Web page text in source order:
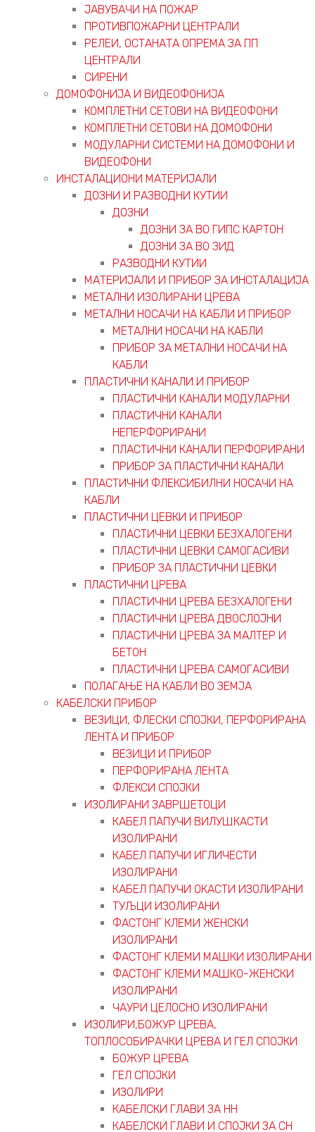
ЈАВУВАЧИ НА ПОЖАР
ПРОТИВПОЖАРНИ ЦЕНТРАЛИ
РЕЛЕИ, ОСТАНАТА ОПРЕМА ЗА ПП
ЦЕНТРАЛИ
СИРЕНИ
ДОМОФОНИЈА И ВИДЕОФОНИЈА
КОМПЛЕТНИ СЕТОВИ НА ВИДЕОФОНИ
КОМПЛЕТНИ СЕТОВИ НА ДОМОФОНИ
МОДУЛАРНИ СИСТЕМИ НА ДОМОФОНИ И
ВИДЕОФОНИ
ИНСТАЛАЦИОНИ МАТЕРИЈАЛИ
ДОЗНИ И РАЗВОДНИ КУТИИ
ДОЗНИ
ДОЗНИ ЗА ВО ГИПС КАРТОН
ДОЗНИ ЗА ВО ЗИД
РАЗВОДНИ КУТИИ
МАТЕРИЈАЛИ И ПРИБОР ЗА ИНСТАЛАЦИЈА
МЕТАЛНИ ИЗОЛИРАНИ ЦРЕВА
МЕТАЛНИ НОСАЧИ НА КАБЛИ И ПРИБОР
МЕТАЛНИ НОСАЧИ НА КАБЛИ
ПРИБОР ЗА МЕТАЛНИ НОСАЧИ НА
КАБЛИ
ПЛАСТИЧНИ КАНАЛИ И ПРИБОР
ПЛАСТИЧНИ КАНАЛИ МОДУЛАРНИ
ПЛАСТИЧНИ КАНАЛИ
НЕПЕРФОРИРАНИ
ПЛАСТИЧНИ КАНАЛИ ПЕРФОРИРАНИ
ПРИБОР ЗА ПЛАСТИЧНИ КАНАЛИ
ПЛАСТИЧНИ ФЛЕКСИБИЛНИ НОСАЧИ НА
КАБЛИ
ПЛАСТИЧНИ ЦЕВКИ И ПРИБОР
ПЛАСТИЧНИ ЦЕВКИ БЕЗХАЛОГЕНИ
ПЛАСТИЧНИ ЦЕВКИ САМОГАСИВИ
ПРИБОР ЗА ПЛАСТИЧНИ ЦЕВКИ
ПЛАСТИЧНИ ЦРЕВА
ПЛАСТИЧНИ ЦРЕВА БЕЗХАЛОГЕНИ
ПЛАСТИЧНИ ЦРЕВА ДВОСЛОЈНИ
ПЛАСТИЧНИ ЦРЕВА ЗА МАЛТЕР И
БЕТОН
ПЛАСТИЧНИ ЦРЕВА САМОГАСИВИ
ПОЛАГАЊЕ НА КАБЛИ ВО ЗЕМЈА
КАБЕЛСКИ ПРИБОР
ВЕЗИЦИ, ФЛЕСКИ СПОЈКИ, ПЕРФОРИРАНА
ЛЕНТА И ПРИБОР
ВЕЗИЦИ И ПРИБОР
ПЕРФОРИРАНА ЛЕНТА
ФЛЕКСИ СПОЈКИ
ИЗОЛИРАНИ ЗАВРШЕТОЦИ
КАБЕЛ ПАПУЧИ ВИЛУШКАСТИ
ИЗОЛИРАНИ
КАБЕЛ ПАПУЧИ ИГЛИЧЕСТИ
ИЗОЛИРАНИ
КАБЕЛ ПАПУЧИ ОКАСТИ ИЗОЛИРАНИ
ТУЉЦИ ИЗОЛИРАНИ
ФАСТОНГ КЛЕМИ ЖЕНСКИ
ИЗОЛИРАНИ
ФАСТОНГ КЛЕМИ МАШКИ ИЗОЛИРАНИ
ФАСТОНГ КЛЕМИ МАШКO-ЖЕНСКИ
ИЗОЛИРАНИ
ЧАУРИ ЦЕЛОСНО ИЗОЛИРАНИ
ИЗОЛИРИ,БОЖУР ЦРЕВА,
ТОПЛОСОБИРАЧКИ ЦРЕВА И ГЕЛ СПОЈКИ
БОЖУР ЦРЕВА
ГЕЛ СПОЈКИ
ИЗОЛИРИ
КАБЕЛСКИ ГЛАВИ ЗА НН
КАБЕЛСКИ ГЛАВИ И СПОЈКИ ЗА СН